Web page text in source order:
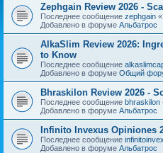
Zephgain Review 2026 -
Последнее сообщение zephgain «
Добавлено в форуме Альбатрос
AlkaSlim Review 2026:
to Know
Последнее сообщение
Добавлено в форуме Общий
Bhraskilon Review 2026 -
Последнее сообщение bhraskilon
Добавлено в форуме Альбатрос
Infinito Invexus Opiniones
Последнее сообщение
Добавлено в форуме Альбатрос